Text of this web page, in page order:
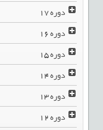
دوره17
دوره16
دوره15
دوره14
دوره13
دوره12